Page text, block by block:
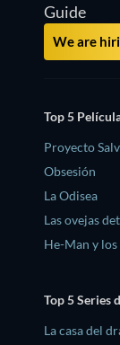
Guide
We are
Top 5
Proyecto
Obsesión
La Odisea
Las ovejas
He-Man y
Top 5 Series
La casa del